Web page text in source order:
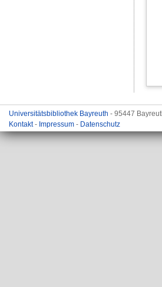
Universitätsbibliothek Bayreuth - 95447
Kontakt- Impressum - Datenschutz